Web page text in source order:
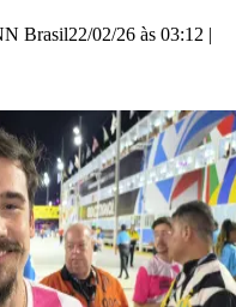
Brasil22/02/26 às 03:12 |